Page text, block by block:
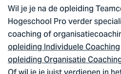
Wil je je na de opleiding
Hogeschool Pro verder
coaching of
opleiding Individuele Coaching
opleiding Organisatie